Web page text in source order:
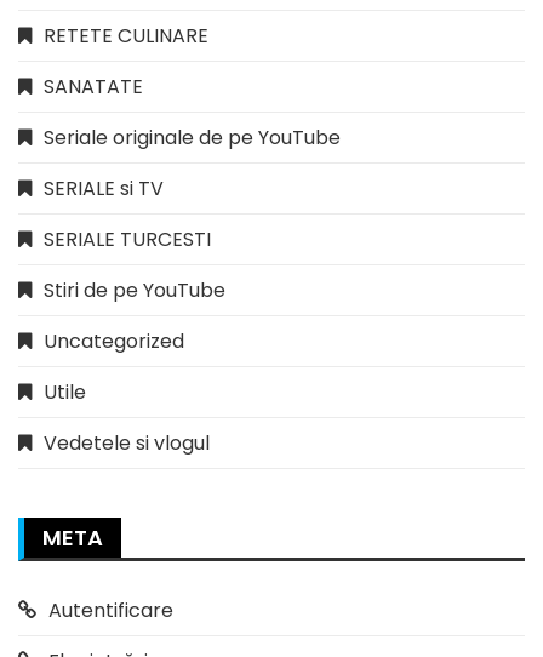
RETETE CULINARE
SANATATE
Seriale originale de pe YouTube
SERIALE si TV
SERIALE TURCESTI
Stiri de pe YouTube
Uncategorized
Utile
Vedetele si vlogul
META
Autentificare